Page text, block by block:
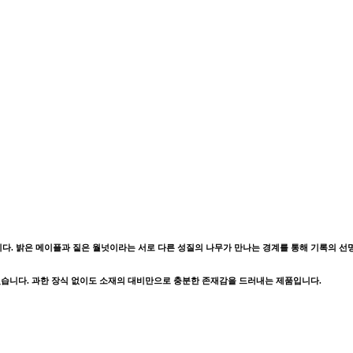
. 밝은 메이플과 짙은 월넛이라는 서로 다른 성질의 나무가 만나는 경계를 통해 기록의
니다. 과한 장식 없이도 소재의 대비만으로 충분한 존재감을 드러내는 제품입니다.